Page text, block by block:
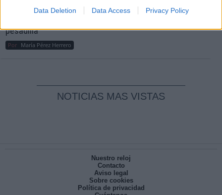
Data Deletion Data Access Privacy Policy
pesadilla
Por María Pérez Herrero
NOTICIAS MAS VISTAS
Nuestro reloj
Contacto
Aviso legal
Sobre cookies
Política de privacidad